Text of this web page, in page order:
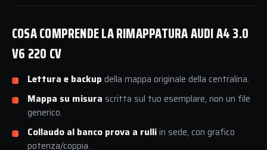
COSA COMPRENDE LA RIMAPPATURA AUDI A4 3.0
V6 220 CV
Lettura e backup della mappa originale della centralina.
Mappa su misura scritta sul tuo esemplare, non un file
generico.
Collaudo al banco prova a rulliin sede, con grafico
potenza/coppia.